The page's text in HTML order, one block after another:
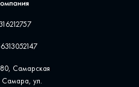
Самарская
Самара, ул.